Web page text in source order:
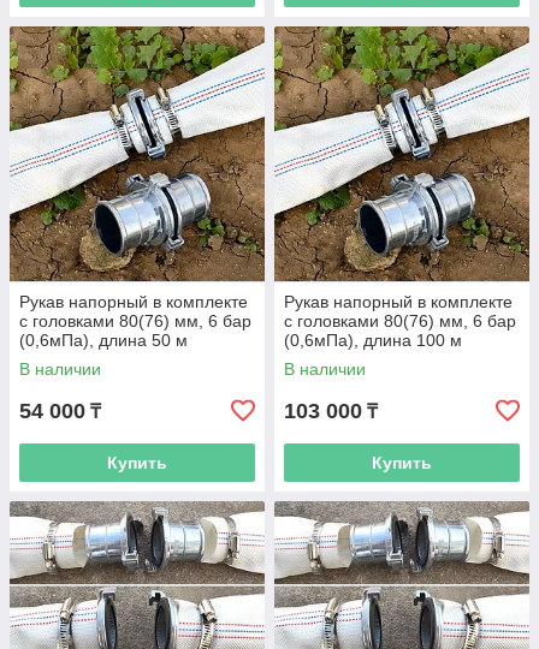
Рукав напорный в комплекте
с головками 80(76) мм, 6 бар
(0,6мПа), длина 50 м
В наличии
54 000 ₸
Купить
Рукав напорный в комплекте
с головками 80(76) мм, 6 бар
(0,6мПа), длина 100 м
В наличии
103 000 ₸
Купить